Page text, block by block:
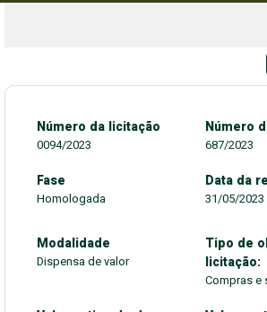
Número da licitação
0094/2023
Número
687/2023
Fase
Homologada
Data da
31/05/2023
Modalidade
Dispensa de valor
Tipo de
licitação:
Compras e